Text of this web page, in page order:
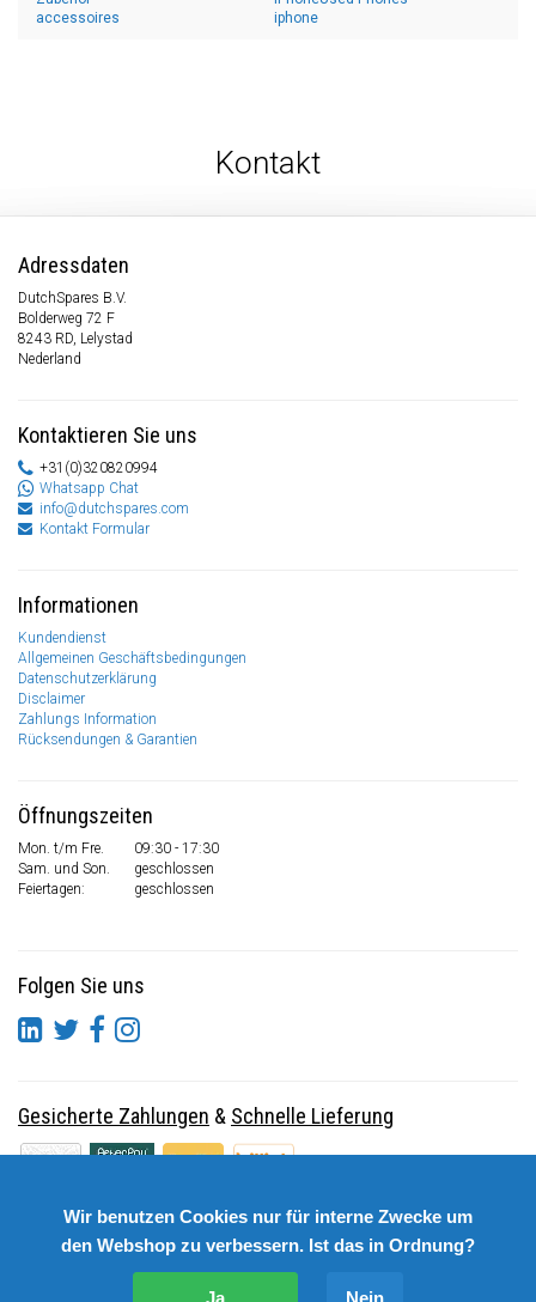
accessoires
iphone
Kontakt
Adressdaten
DutchSpares B.V.
Bolderweg 72 F
8243 RD, Lelystad
Nederland
Kontaktieren Sie uns
+31(0)320820994
Whatsapp Chat
info@dutchspares.com
Kontakt Formular
Informationen
Kundendienst
Allgemeinen Geschäftsbedingungen
Datenschutzerklärung
Disclaimer
Zahlungs Information
Rücksendungen & Garantien
Öffnungszeiten
Mon. t/m Fre.
09:30 - 17:30
Sam. und Son.
geschlossen
Feiertagen:
geschlossen
Folgen Sie uns
Gesicherte Zahlungen & Schnelle Lieferung
Wir benutzen Cookies nur für interne Zwecke um
den Webshop zu verbessern. Ist das in Ordnung?
Ja Nein